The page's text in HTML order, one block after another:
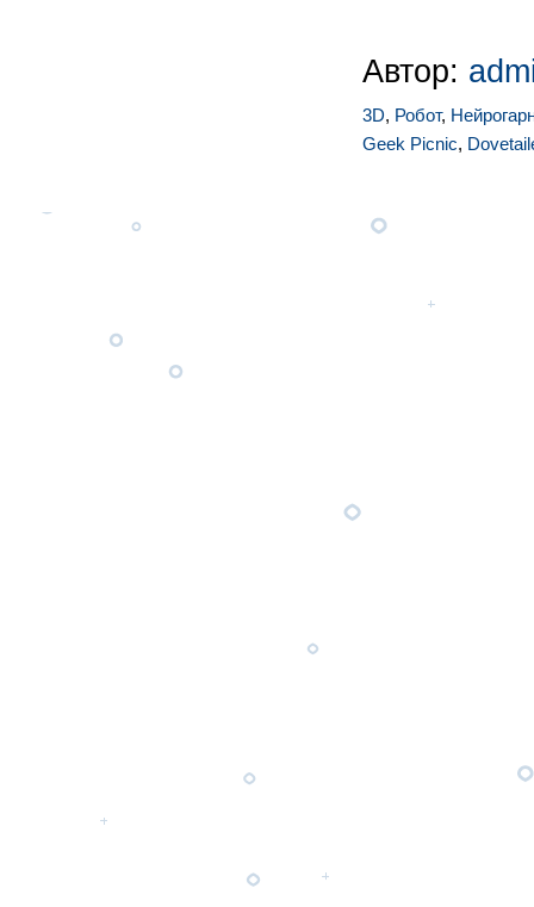
Автор:
3D, Робот,
Geek Picnic,